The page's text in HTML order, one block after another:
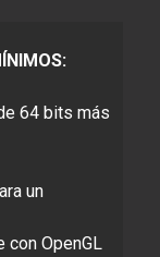
64 bits más
un
con OpenGL